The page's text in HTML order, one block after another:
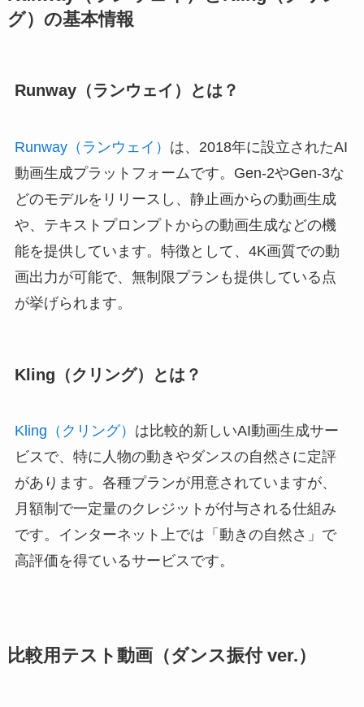
グ）の基本情報
Runway（ランウェイ）とは？
Runway（ランウェイ） は、2018年に設立されたAI
動画生成プラットフォームです。Gen-2やGen-3な
どのモデルをリリースし、静止画からの動画生成
や、テキストプロンプトからの動画生成などの機
能を提供しています。特徴として、4K画質での動
画出力が可能で、無制限プランも提供している点
が挙げられます。
Kling（クリング）とは？
Kling（クリング） は比較的新しいAI動画生成サー
ビスで、特に人物の動きやダンスの自然さに定評
があります。各種プランが用意されていますが、
月額制で一定量のクレジットが付与される仕組み
です。インターネット上では「動きの自然さ」で
高評価を得ているサービスです。
比較用テスト動画（ダンス振付 ver.）